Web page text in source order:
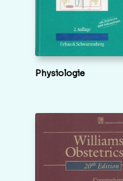
Physiologie